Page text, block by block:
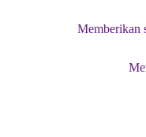
Memberikan